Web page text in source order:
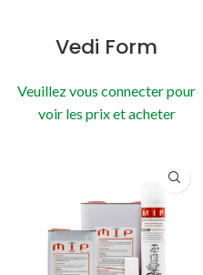
Vedi Form
Veuillez vous connecter pour
voir les prix et acheter